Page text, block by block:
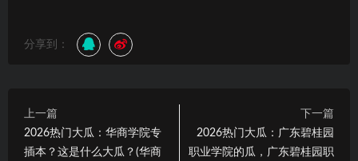
分享到：
上一篇
2026热门大瓜：华商学院专
插本？这是什么大瓜？(华商
下一篇
2026热门大瓜：广东碧桂园
职业学院的瓜，广东碧桂园职